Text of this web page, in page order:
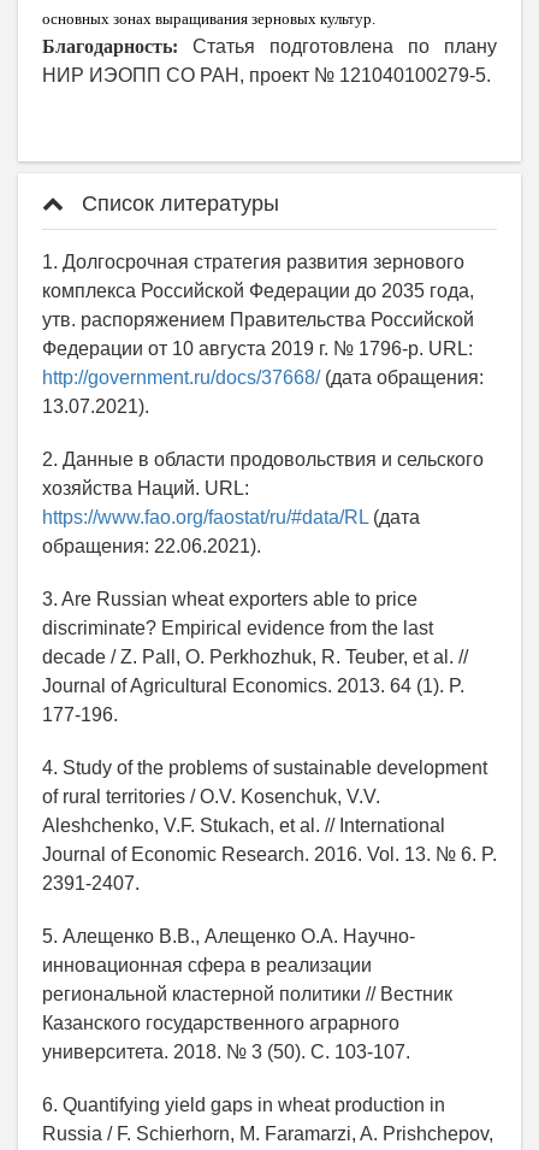
основных зонах выращивания зерновых культур.
Благодарность:
Статья подготовлена по плану
НИР ИЭОПП СО РАН, проект № 121040100279-5.
Список литературы
1. Долгосрочная стратегия развития зернового
комплекса Российской Федерации до 2035 года,
утв. распоряжением Правительства Российской
Федерации от 10 августа 2019 г. № 1796-р. URL:
http://government.ru/docs/37668/(дата обращения:
13.07.2021).
2. Данные в области продовольствия и сельского
хозяйства Наций. URL:
https://www.fao.org/faostat/ru/#data/RL (дата
обращения: 22.06.2021).
3. Are Russian wheat exporters able to price
discriminate? Empirical evidence from the last
decade / Z. Pall, O. Perkhozhuk, R. Teuber, et al. //
Journal of Agricultural Economics. 2013. 64 (1). P.
177-196.
4. Study of the problems of sustainable development
of rural territories / O.V. Kosenchuk, V.V.
Aleshchenko, V.F. Stukach, et al. // International
Journal of Economic Research. 2016. Vol. 13. № 6. P.
2391-2407.
5. Алещенко В.В., Алещенко О.А. Научно-
инновационная сфера в реализации
региональной кластерной политики // Вестник
Казанского государственного аграрного
университета. 2018. № 3 (50). С. 103-107.
6. Quantifying yield gaps in wheat production in
Russia / F. Schierhorn, M. Faramarzi, A. Prishchepov,